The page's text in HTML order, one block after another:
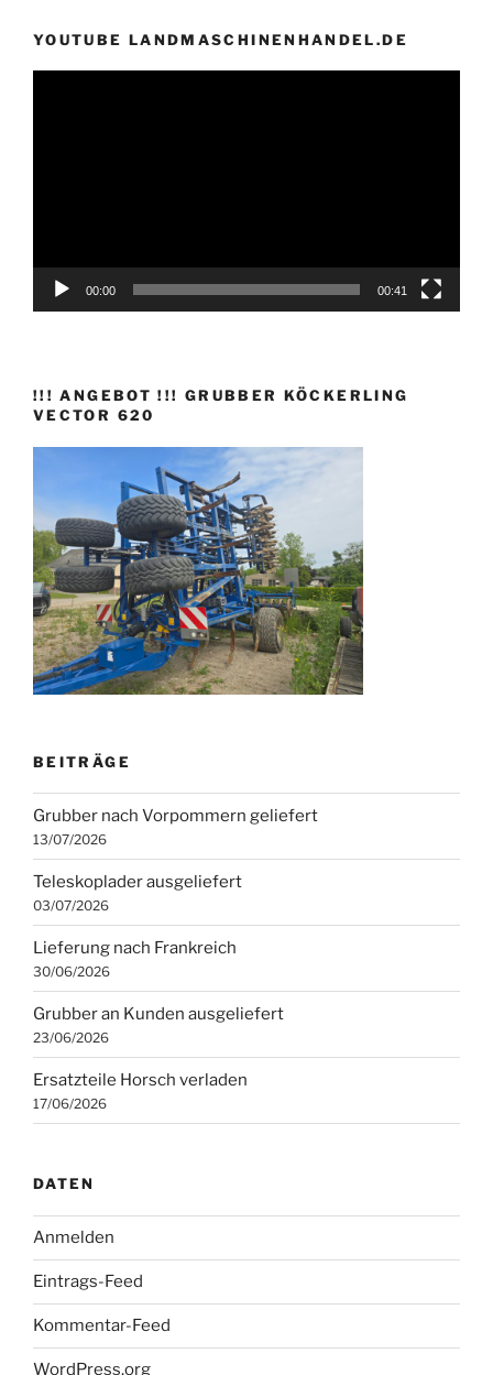
YOUTUBE LANDMASCHINENHANDEL.DE
00:00 00:41
!!! ANGEBOT !!! GRUBBER KÖCKERLING
VECTOR 620
BEITRÄGE
Grubber nach Vorpommern geliefert
13/07/2026
Teleskoplader ausgeliefert
03/07/2026
Lieferung nach Frankreich
30/06/2026
Grubber an Kunden ausgeliefert
23/06/2026
Ersatzteile Horsch verladen
17/06/2026
DATEN
Anmelden
Eintrags-Feed
Kommentar-Feed
WordPress.org